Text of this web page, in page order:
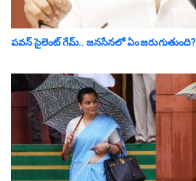
ప‌వ‌న్ సైలెంట్ గేమ్‌.. జ‌న‌సేన‌లో ఏం జ‌రుగుతుంది?